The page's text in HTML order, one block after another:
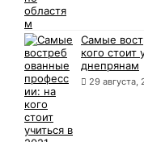
Самые
кого стоит
днепрянам
29 августа,